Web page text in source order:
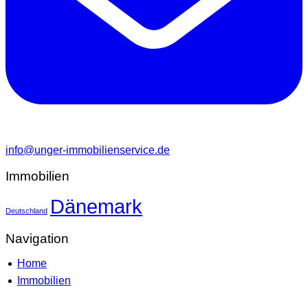
info@unger-immobilienservice.de
Immobilien
Deutschland Dänemark
Navigation
Home
Immobilien